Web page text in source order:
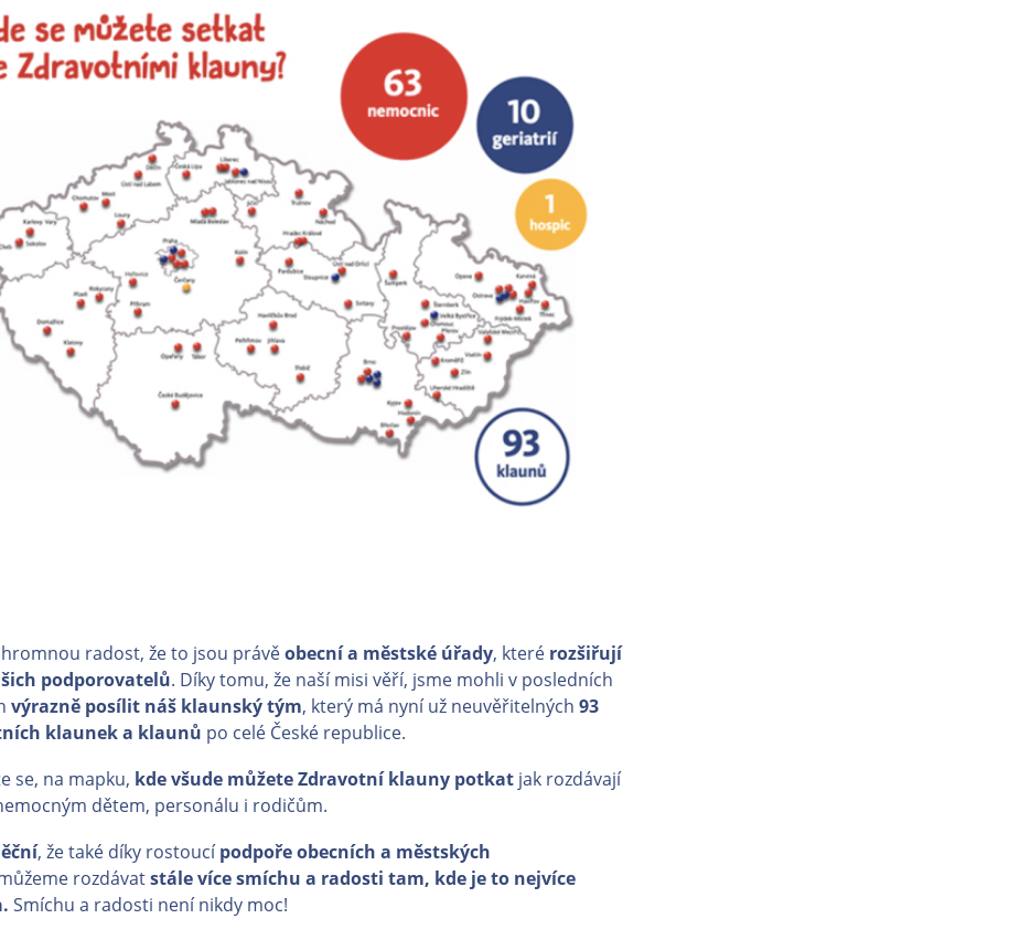
radost, že to jsou právěobecní a městské úřady, které rozšiřují
podporovatelů. Díky tomu, že naší misi věří, jsme mohli v posledních
výrazně posílit náš klaunský tým, který má nyní už neuvěřitelných 93
klaunek a klaunů po celé České republice.
se, na mapku, kde všude můžete Zdravotní klauny potkatjak rozdávají
dětem, personálu i rodičům.
, že také díky rostoucípodpoře obecních a městských
rozdávatstále více smíchu a radosti tam, kde je to nejvíce
Smíchu a radosti není nikdy moc!